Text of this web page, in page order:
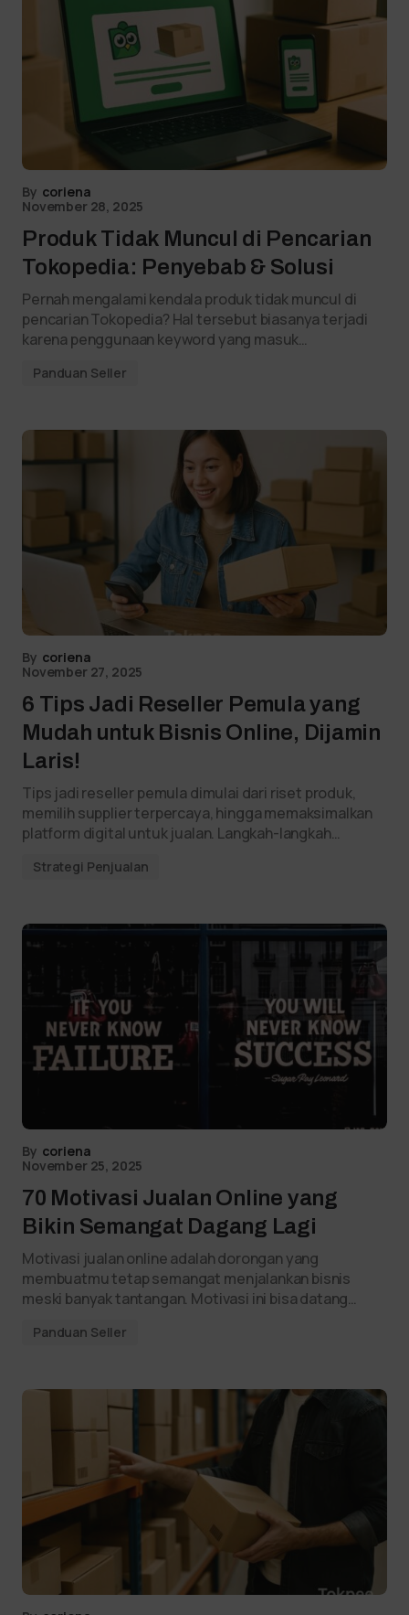
By coriena
November 28, 2025
Produk Tidak Muncul di Pencarian
Tokopedia: Penyebab & Solusi
Pernah mengalami kendala produk tidak muncul di
pencarian Tokopedia? Hal tersebut biasanya terjadi
karena penggunaan keyword yang masuk…
Panduan Seller
By coriena
November 27, 2025
6 Tips Jadi Reseller Pemula yang
Mudah untuk Bisnis Online, Dijamin
Laris!
Tips jadi reseller pemula dimulai dari riset produk,
memilih supplier terpercaya, hingga memaksimalkan
platform digital untuk jualan. Langkah-langkah…
Strategi Penjualan
By coriena
November 25, 2025
70 Motivasi Jualan Online yang
Bikin Semangat Dagang Lagi
Motivasi jualan online adalah dorongan yang
membuatmu tetap semangat menjalankan bisnis
meski banyak tantangan. Motivasi ini bisa datang…
Panduan Seller